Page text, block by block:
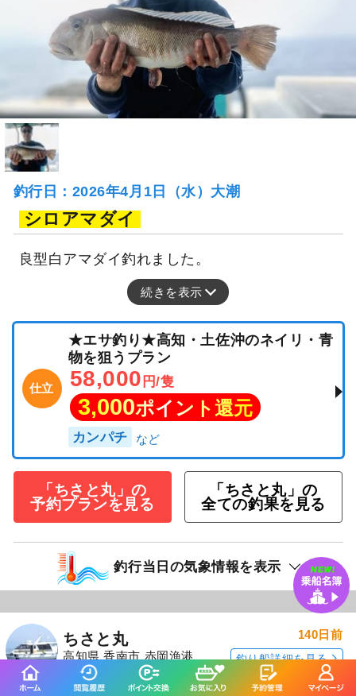
釣行日：2026年4月1日（水）大潮
シロアマダイ
良型白アマダイ釣れました。
続きを表示
仕立
★エサ釣り★高知・土佐沖のネイリ・青
物を狙うプラン
58,000 円/隻
3,000ポイント還元
カンパチ
「ちさと丸」の
予約プランを見る
「ちさと丸」の
全ての釣果を見る
釣行当日の気象情報を表示
ちさと丸
高知県 香南市 赤岡漁港
140日前
釣り船詳細を見る